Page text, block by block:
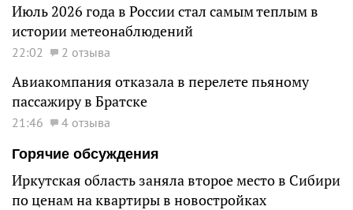
Июль 2026 года в России стал самым теплым в
истории метеонаблюдений
22:02 2 отзыва
Авиакомпания отказала в перелете пьяному
пассажиру в Братске
21:46
4 отзыва
Горячие обсуждения
Иркутская область заняла второе место в Сибири
по ценам на квартиры в новостройках